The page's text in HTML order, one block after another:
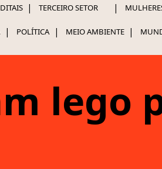
TERCEIRO SETOR
POLÍTICA MEIO AMBIENTE
lego